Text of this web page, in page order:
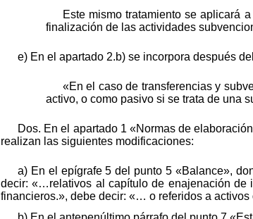
Este mismo tratamiento se aplicará
finalización de las actividades
e) En el apartado 2.b) se incorpora después
«En el caso de transferencias y
activo, o como pasivo si se trata de una
Dos. En el apartado 1 «Normas de
realizan las siguientes modificaciones:
a) En el epígrafe 5 del punto 5 «Balance»,
decir: «…relativos al capítulo de enajenación
financieros.», debe decir: «… o referidos a